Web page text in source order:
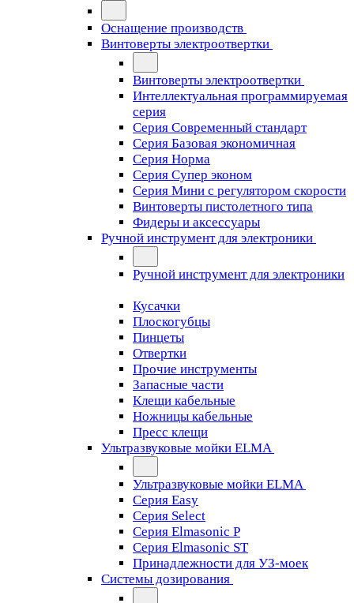
Оснащение производств
Винтоверты электроотвертки
Винтоверты электроотвертки
Интеллектуальная программируемая
серия
Серия Современный стандарт
Серия Базовая экономичная
Серия Норма
Серия Cупер эконом
Серия Мини с регулятором скорости
Винтоверты пистолетного типа
Фидеры и аксессуары
Ручной инструмент для электроники
Ручной инструмент для электроники
Кусачки
Плоскогубцы
Пинцеты
Отвертки
Прочие инструменты
Запасные части
Клещи кабельные
Ножницы кабельные
Пресс клещи
Ультразвуковые мойки ELMA
Ультразвуковые мойки ELMA
Серия Easy
Серия Select
Серия Elmasonic P
Серия Elmasonic ST
Принадлежности для УЗ-моек
Системы дозирования